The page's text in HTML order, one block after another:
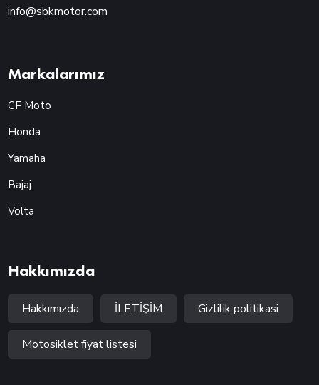
info@sbkmotor.com
Markalarımız
CF Moto
Honda
Yamaha
Bajaj
Volta
Hakkımızda
Hakkımızda İLETİŞİM Gizlilik politikasi
Motosiklet fiyat listesi